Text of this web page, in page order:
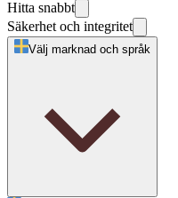
Hitta snabbt
Säkerhet och integritet
Välj marknad och språk